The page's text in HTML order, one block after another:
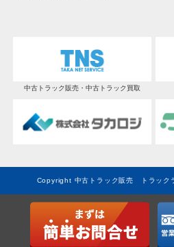
中古トラック販売・中古トラック買取
Copyright 中古トラック販売 トラック